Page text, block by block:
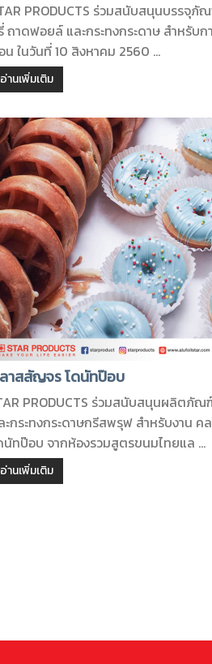
PRODUCTS ร่วมสนับสนุนบรรจุภัณ
ถาดฟอยล์ และกระทงกระดาษ สำหรับก
น ในวันที่ 10 สิงหาคม 2560 ...
อ่านเพิ่มเติม
าสสัญจร โดนัทป๊อบ
PRODUCTS ร่วมสนับสนุนผลิตภั
ะกระทงกระดาษกรีสพรุฟ สำหรับงาน
นัทป๊อบ จากห้องรวมสูตรขนมไทยแล ...
อ่านเพิ่มเติม